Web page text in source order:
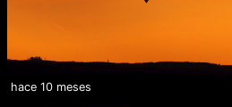
hace 10 meses